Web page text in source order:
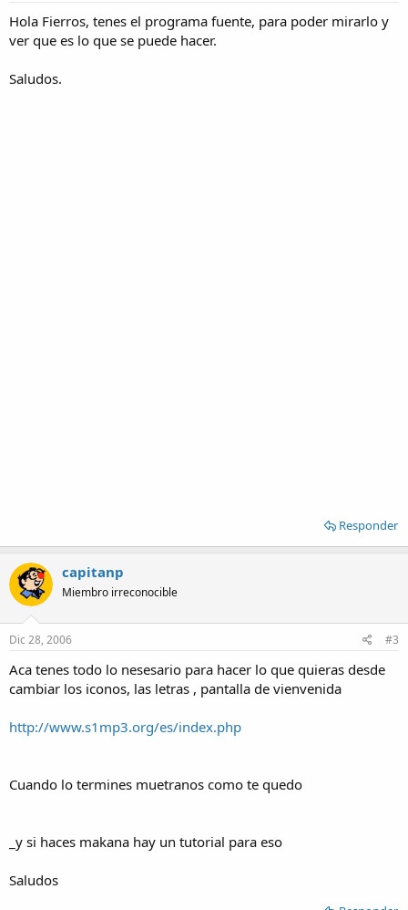
Hola Fierros, tenes el programa fuente, para poder mirarlo y
ver que es lo que se puede hacer.
Saludos.
Responder
capitanp
Miembro irreconocible
Dic 28, 2006 #3
Aca tenes todo lo nesesario para hacer lo que quieras desde
cambiar los iconos, las letras , pantalla de vienvenida
http://www.s1mp3.org/es/index.php
Cuando lo termines muetranos como te quedo
_y si haces makana hay un tutorial para eso
Saludos